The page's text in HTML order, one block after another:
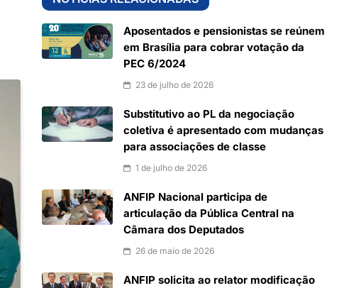
Aposentados e pensionistas se reúnem
em Brasília para cobrar votação da
PEC 6/2024
23 de julho de 2026
Substitutivo ao PL da negociação
coletiva é apresentado com mudanças
para associações de classe
1 de julho de 2026
ANFIP Nacional participa de
articulação da Pública Central na
Câmara dos Deputados
26 de maio de 2026
ANFIP solicita ao relator modificação